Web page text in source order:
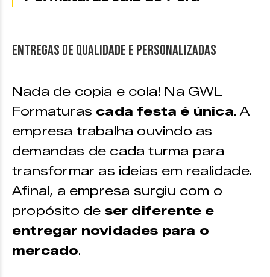
Entregas de qualidade e personalizadas
Nada de copia e cola! Na GWL
Formaturas cada festa é única. A
empresa trabalha ouvindo as
demandas de cada turma para
transformar as ideias em realidade.
Afinal, a empresa surgiu com o
propósito de ser diferente e
entregar novidades para o
mercado.